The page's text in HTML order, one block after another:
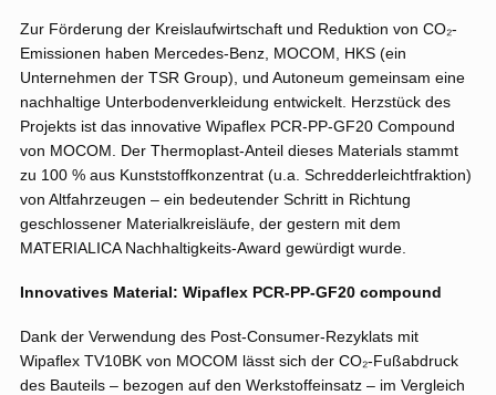
Zur Förderung der Kreislaufwirtschaft und Reduktion von CO₂-
Emissionen haben Mercedes-Benz, MOCOM, HKS (ein
Unternehmen der TSR Group), und Autoneum gemeinsam eine
nachhaltige Unterbodenverkleidung entwickelt. Herzstück des
Projekts ist das innovative Wipaflex PCR-PP-GF20 Compound
von MOCOM. Der Thermoplast-Anteil dieses Materials stammt
zu 100 % aus Kunststoffkonzentrat (u.a. Schredderleichtfraktion)
von Altfahrzeugen – ein bedeutender Schritt in Richtung
geschlossener Materialkreisläufe, der gestern mit dem
MATERIALICA Nachhaltigkeits-Award gewürdigt wurde.
Innovatives Material: Wipaflex PCR-PP-GF20 compound
Dank der Verwendung des Post-Consumer-Rezyklats mit
Wipaflex TV10BK von MOCOM lässt sich der CO₂-Fußabdruck
des Bauteils – bezogen auf den Werkstoffeinsatz – im Vergleich